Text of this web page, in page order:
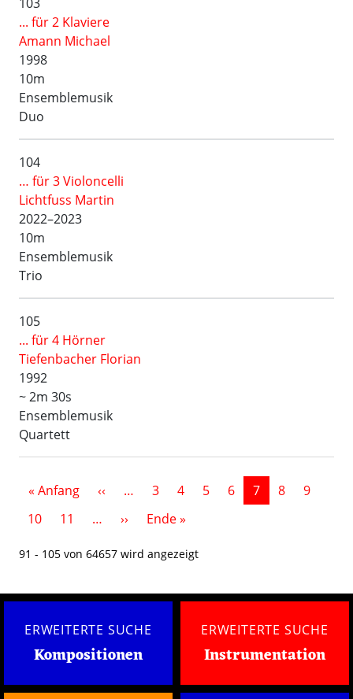
... für 2 Klaviere
Amann Michael
1998
10m
Ensemblemusik
Duo
104
… für 3 Violoncelli
Lichtfuss Martin
2022–2023
10m
Ensemblemusik
Trio
105
... für 4 Hörner
Tiefenbacher Florian
1992
~ 2m 30s
Ensemblemusik
Quartett
Seitennummerierung
« AnfangErste Seite
‹‹ Vorherige Seite
… 3 4 5 6 7 8
9
10
11 … ›› Nächste Seite
Ende »
91 - 105 von 64657 wird angezeigt
ERWEITERTE SUCHE
Kompositionen
ERWEITERTE SUCHE
Instrumentation